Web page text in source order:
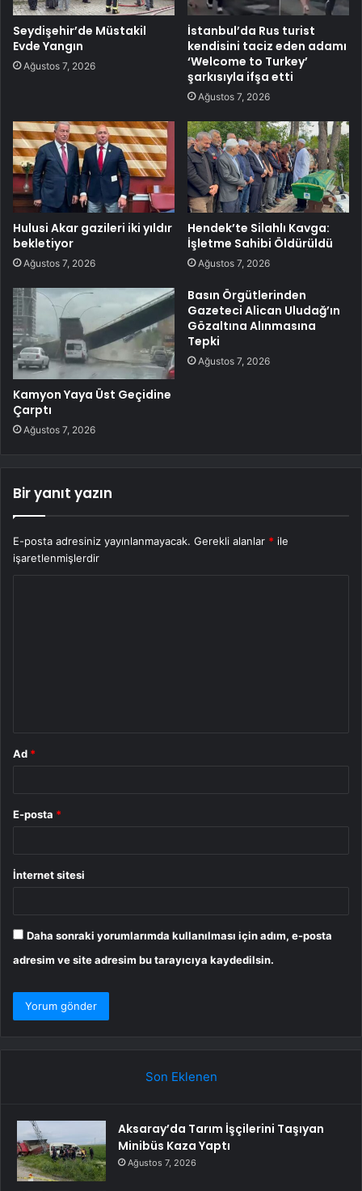
Seydişehir’de Müstakil
Evde Yangın
Ağustos 7, 2026
İstanbul’da Rus turist
kendisini taciz eden adamı
‘Welcome to Turkey’
şarkısıyla ifşa etti
Ağustos 7, 2026
Hulusi Akar gazileri iki yıldır
bekletiyor
Ağustos 7, 2026
Hendek’te Silahlı Kavga:
İşletme Sahibi Öldürüldü
Ağustos 7, 2026
Kamyon Yaya Üst Geçidine
Çarptı
Ağustos 7, 2026
Basın Örgütlerinden
Gazeteci Alican Uludağ’ın
Gözaltına Alınmasına
Tepki
Ağustos 7, 2026
Bir yanıt yazın
E-posta adresiniz yayınlanmayacak. Gerekli alanlar * ile
işaretlenmişlerdir
Ad *
E-posta *
İnternet sitesi
Daha sonraki yorumlarımda kullanılması için adım, e-posta
adresim ve site adresim bu tarayıcıya kaydedilsin.
Son Eklenen
Aksaray’da Tarım İşçilerini Taşıyan
Minibüs Kaza Yaptı
Ağustos 7, 2026